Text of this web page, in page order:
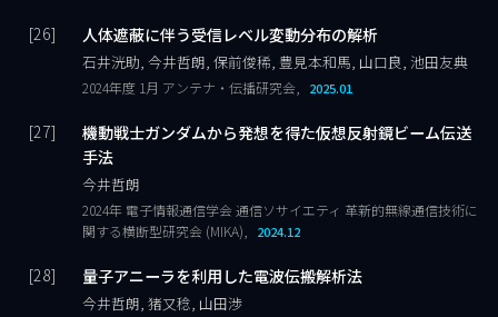
人体遮蔽に伴う受信レベル変動分布の解析
石井洸助, 今井哲朗, 保前俊稀, 豊見本和馬, 山口良, 池田友典
2024年度 1月 アンテナ・伝播研究会, 2025.01
機動戦士ガンダムから発想を得た仮想反射鏡ビーム伝送
手法
今井哲朗
2024年 電子情報通信学会 通信ソサイエティ 革新的無線通信技術に
関する横断型研究会 (MIKA),
2024.12
量子アニーラを利用した電波伝搬解析法
今井哲朗, 猪又稔, 山田渉